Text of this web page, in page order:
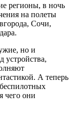
регионы, в ночь
на полеты
Сочи,
но и
А теперь
чего они